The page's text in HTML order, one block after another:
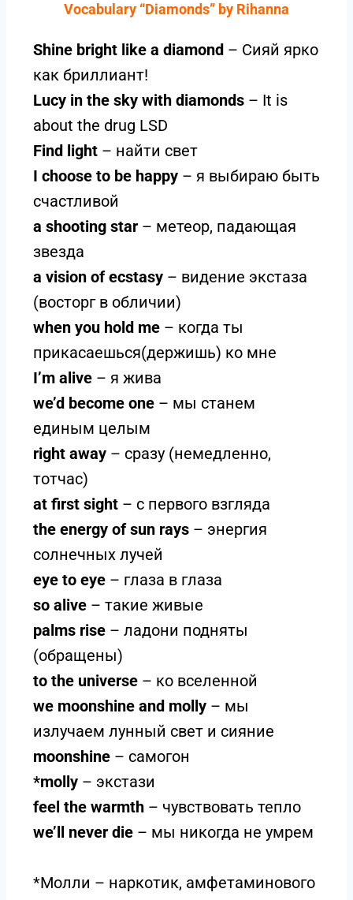
Vocabulary “Diamonds” by Rihanna
Shine bright like a diamond – Сияй ярко
как бриллиант!
Lucy in the sky with diamonds – It is
about the drug LSD
Find light – найти свет
I choose to be happy – я выбираю быть
счастливой
a shooting star – метеор, падающая
звезда
a vision of ecstasy – видение экстаза
(восторг в обличии)
when you hold me – когда ты
прикасаешься(держишь) ко мне
I’m alive – я жива
we’d become one – мы станем
единым целым
right away – сразу (немедленно,
тотчас)
at first sight – с первого взгляда
the energy of sun rays – энергия
солнечных лучей
eye to eye – глаза в глаза
so alive – такие живые
palms rise – ладони подняты
(обращены)
to the universe – ко вселенной
we moonshine and molly – мы
излучаем лунный свет и сияние
moonshine – самогон
*molly – экстази
feel the warmth – чувствовать тепло
we’ll never die – мы никогда не умрем
*Молли – наркотик, амфетаминового